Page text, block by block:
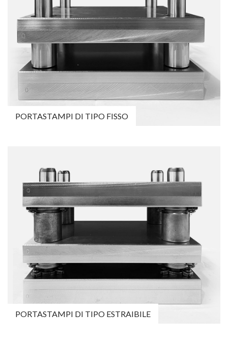
PORTASTAMPI DI TIPO FISSO
PORTASTAMPI DI TIPO ESTRAIBILE